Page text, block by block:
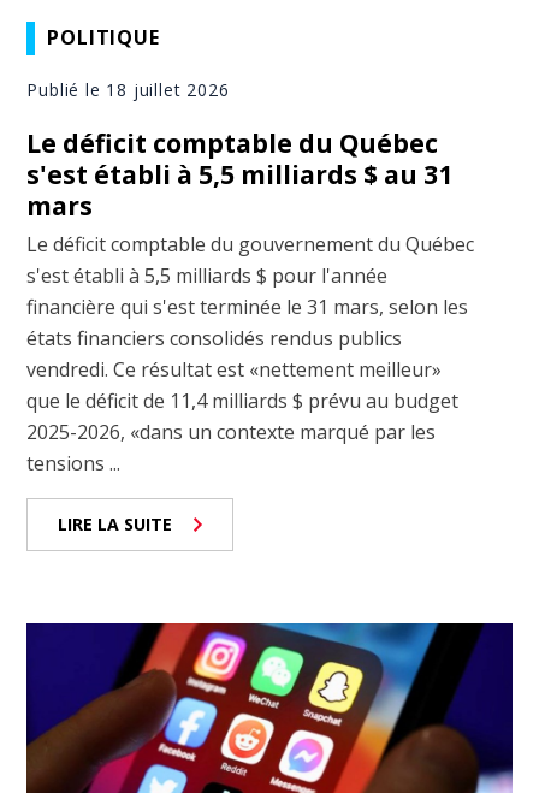
POLITIQUE
Publié le 18 juillet 2026
Le déficit comptable du Québec
s'est établi à 5,5 milliards $ au 31
mars
Le déficit comptable du gouvernement du Québec
s'est établi à 5,5 milliards $ pour l'année
financière qui s'est terminée le 31 mars, selon les
états financiers consolidés rendus publics
vendredi. Ce résultat est «nettement meilleur»
que le déficit de 11,4 milliards $ prévu au budget
2025-2026, «dans un contexte marqué par les
tensions ...
LIRE LA SUITE